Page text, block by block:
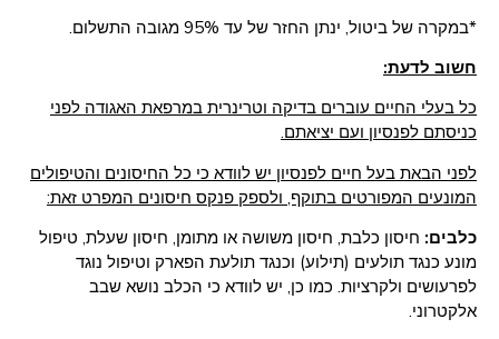
*במקרה של ביטול, ינתן החזר של עד 95% מגובה התשלום.
חשוב לדעת:
כל בעלי החיים עוברים בדיקה וטרינרית במרפאת האגודה לפני
כניסתם לפנסיון ועם יציאתם.
לפני הבאת בעל חיים לפנסיון יש לוודא כי כל החיסונים והטיפולים
המונעים המפורטים בתוקף, ולספק פנקס חיסונים המפרט זאת:
כלבים: חיסון כלבת, חיסון משושה או מתומן, חיסון שעלת, טיפול
מונע כנגד תולעים (תילוע) וכנגד תולעת הפארק וטיפול נוגד
לפרעושים ולקרציות. כמו כן, יש לוודא כי הכלב נושא שבב
אלקטרוני.